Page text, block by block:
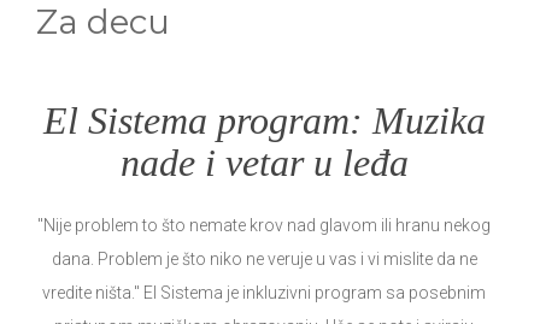
Za decu
El Sistema program: Muzika
nade i vetar u leđa
''Nije problem to što nemate krov nad glavom ili hranu nekog
dana. Problem je što niko ne veruje u vas i vi mislite da ne
vredite ništa.'' El Sistema je inkluzivni program sa posebnim